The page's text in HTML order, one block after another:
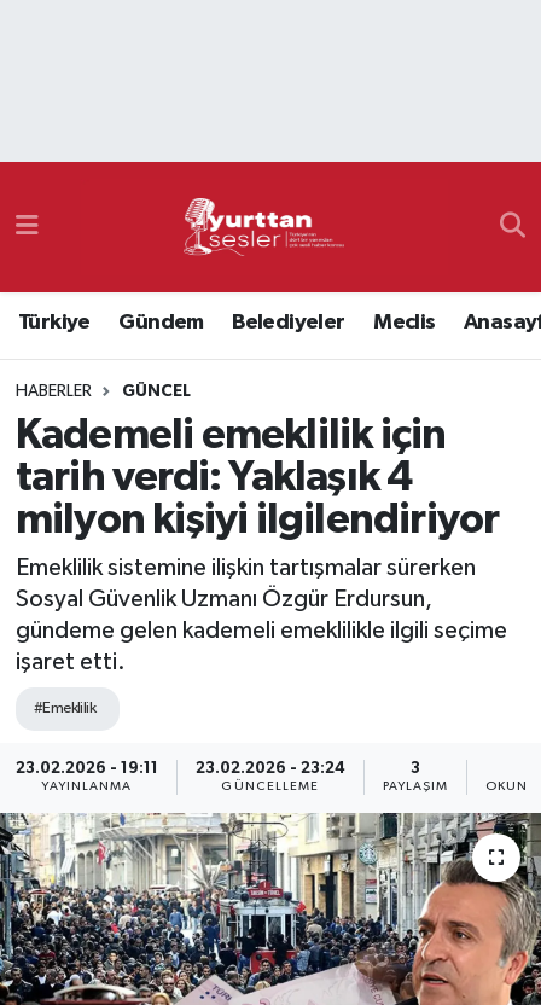
Türkiye Gündem Belediyeler Meclis
HABERLER GÜNCEL
Kademeli emeklilik için
tarih verdi: Yaklaşık 4
milyon kişiyi ilgilendiriyor
Emeklilik sistemine ilişkin tartışmalar sürerken
Sosyal Güvenlik Uzmanı Özgür Erdursun,
gündeme gelen kademeli emeklilikle ilgili seçime
işaret etti.
#Emeklilik
23.02.2026 - 19:11
YAYINLANMA
23.02.2026 - 23:24
GÜNCELLEME
3
PAYLAŞIM
Namaz Vakitleri
Süper Lig Puan Durumu ve Fikstür
Tüm Manşetler
Son Dakika Haberleri
Haber Arşivi